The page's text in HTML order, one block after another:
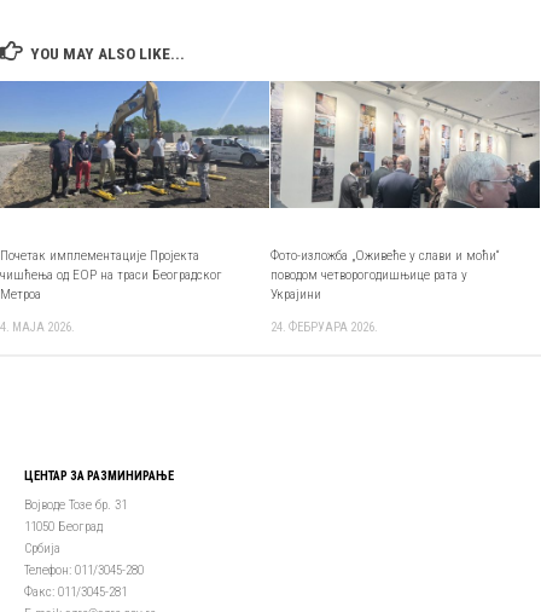
YOU MAY ALSO LIKE...
Почетак имплементације Пројекта
чишћења од ЕОР на траси Београдског
Метроа
4. МАЈА 2026.
Фото-изложба „Оживеће у слави и моћи“
поводом четворогодишњице рата у
Украјини
24. ФЕБРУАРА 2026.
ЦЕНТАР ЗА РАЗМИНИРАЊЕ
Војводе Тозе бр. 31
11050 Београд
Србија
Телефон: 011/3045-280
Факс: 011/3045-281